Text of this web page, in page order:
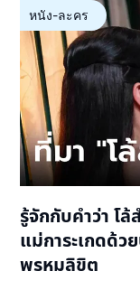
หนัง-ละคร
รู้จักกับคำว่า โ
แม่การะเกดด้ว
พรหมลิขิต